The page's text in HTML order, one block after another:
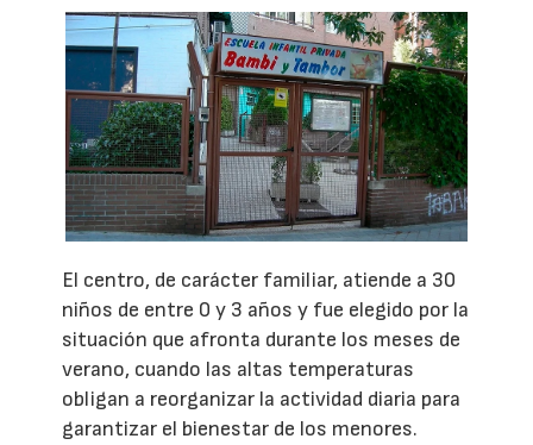
El centro, de carácter familiar, atiende a 30
niños de entre 0 y 3 años y fue elegido por la
situación que afronta durante los meses de
verano, cuando las altas temperaturas
obligan a reorganizar la actividad diaria para
garantizar el bienestar de los menores.